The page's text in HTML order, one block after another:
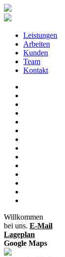
Leistungen
Arbeiten
Kunden
Team
Kontakt
Willkommen
bei uns. E-Mail
Lageplan
Google Maps